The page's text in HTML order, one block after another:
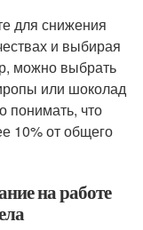
для снижения
и выбирая
можно выбрать
или шоколад
понимать, что
10% от общего
на работе